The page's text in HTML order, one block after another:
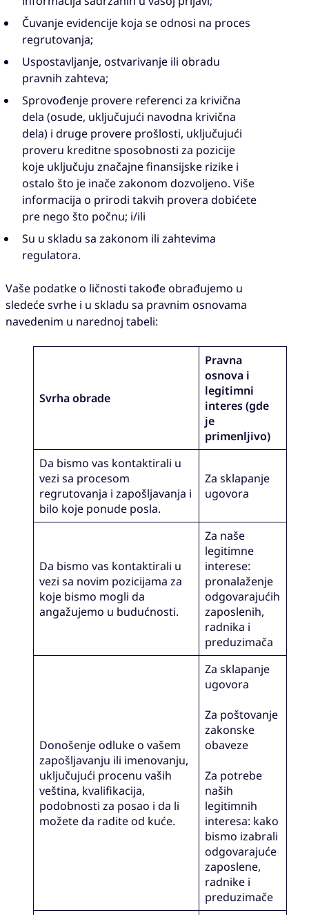
Čuvanje evidencije koja se odnosi na proces
regrutovanja;
Uspostavljanje, ostvarivanje ili obradu
pravnih zahteva;
Sprovođenje provere referenci za krivična
dela (osude, uključujući navodna krivična
dela) i druge provere prošlosti, uključujući
proveru kreditne sposobnosti za pozicije
koje uključuju značajne finansijske rizike i
ostalo što je inače zakonom dozvoljeno. Više
informacija o prirodi takvih provera dobićete
pre nego što počnu; i/ili
Su u skladu sa zakonom ili zahtevima
regulatora.
Vaše podatke o ličnosti takođe obrađujemo u
sledeće svrhe i u skladu sa pravnim osnovama
navedenim u narednoj tabeli:
Svrha obrade
Pravna
osnova i
legitimni
interes (gde
je
primenljivo)
Da bismo vas kontaktirali u
vezi sa procesom
regrutovanja i zapošljavanja i
bilo koje ponude posla.
Za sklapanje
ugovora
Da bismo vas kontaktirali u
vezi sa novim pozicijama za
koje bismo mogli da
angažujemo u budućnosti.
Za naše
legitimne
interese:
pronalaženje
odgovarajućih
zaposlenih,
radnika i
preduzimača
Donošenje odluke o vašem
zapošljavanju ili imenovanju,
uključujući procenu vaših
veština, kvalifikacija,
podobnosti za posao i da li
možete da radite od kuće.
Za sklapanje
ugovora
Za poštovanje
zakonske
obaveze
Za potrebe
naših
legitimnih
interesa: kako
bismo izabrali
odgovarajuće
zaposlene,
radnike i
preduzimače